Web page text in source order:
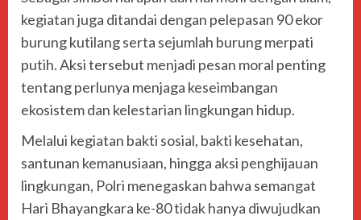
kegiatan juga ditandai dengan pelepasan 90 ekor
burung kutilang serta sejumlah burung merpati
putih. Aksi tersebut menjadi pesan moral penting
tentang perlunya menjaga keseimbangan
ekosistem dan kelestarian lingkungan hidup.
Melalui kegiatan bakti sosial, bakti kesehatan,
santunan kemanusiaan, hingga aksi penghijauan
lingkungan, Polri menegaskan bahwa semangat
Hari Bhayangkara ke-80 tidak hanya diwujudkan